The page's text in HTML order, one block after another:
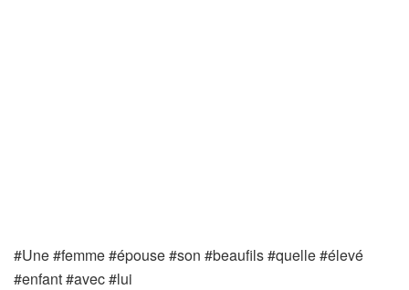
#Une #femme #épouse #son #beaufils #quelle #élevé
#enfant #avec #lui